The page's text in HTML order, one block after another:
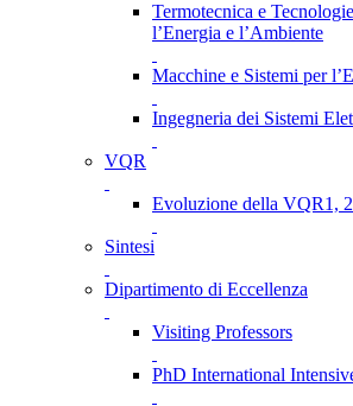
Termotecnica e
l’Energia e l’Ambiente
Macchine e Sistemi per
Ingegneria dei Sistemi
VQR
Evoluzione della VQR1,
Sintesi
Dipartimento di Eccellenza
Visiting Professors
PhD International